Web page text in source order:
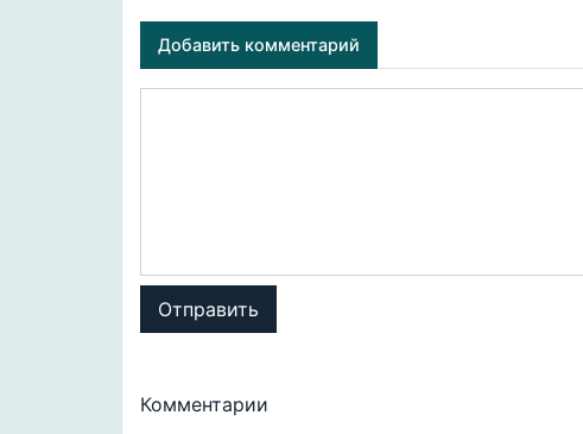
Добавить комментарий
Отправить
Комментарии